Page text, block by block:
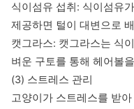
식이섬유 섭취: 식이섬유
제공하면 털이 대변으로
캣그라스: 캣그라스는 식
벼운 구토를 통해 헤어볼
(3) 스트레스 관리
고양이가 스트레스를 받